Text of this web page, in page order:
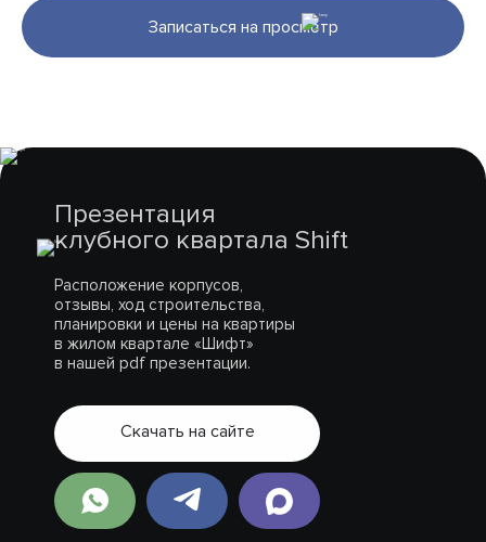
Записаться на просмотр
Презентация
клубного квартала Shift
Расположение корпусов,
отзывы, ход строительства,
планировки и цены на квартиры
в жилом квартале «Шифт»
в нашей pdf презентации.
Скачать на сайте